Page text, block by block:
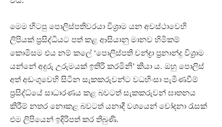
මෙම හිටපු පොලිස්පතිවරයා විශ්‍රාම යන අවස්ථාවෙහි
ලිපියක් ප්‍රසිද්ධියට පත් කළ ආසියානු මානව හිමිකම්
කොමිසම එය නම් කලේ ‘පොලිස්පති චන්ද්‍රා ප්‍රනාන්දු විශ්‍රාම
යන්නේ අදුරු උරුමයක් ඉතිරි කරමිනි’ කියා ය. ඔහු පොලිස්
අත් අඩංගුවෙහි සිටින සැකකරුවන්ට වධහිංසා පැමිණවීම්
ප්‍රසිද්ධ්යේ සාධාරණය කළ බවටත් සැකකරුවන් ඝාතනය
කිරීම් නතර නොකළ බවටත් යනාදී වශයෙන් චෝදනා රැසක්
එම ලිපියෙන් ඉදිරිපත් කර තිබුණි.